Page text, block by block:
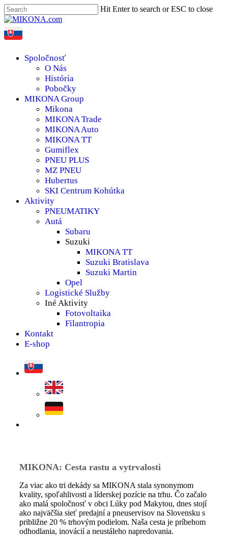
Skip
to
content
Hit Enter to search or ESC to close
Close
Search
Spoločnosť
O Nás
História
Pobočky
MIKONA Group
Mikona
MIKONA Trade
MIKONA Auto
MIKONA TT
Gumiflex
PNEU PLUS
MZ PNEU
Hubertus
SKI Centrum Kohútka
Aktivity
PNEUMATIKY
Autá
Subaru
Suzuki
MIKONA TT
Suzuki Bratislava
Suzuki Martin
Opel
Logistické Služby
Iné Aktivity
Fotovoltaika
Filantropia
Kontakt
E-shop
MIKONA: Cesta rastu a vytrvalosti
Za viac ako tri dekády sa MIKONA stala synonymom
kvality, spoľahlivosti a líderskej pozície na trhu. Čo začalo
ako malá spoločnosť v obci Lúky pod Makytou, dnes stojí
ako najväčšia sieť predajní a pneuservisov na Slovensku s
približne 20 % trhovým podielom. Naša cesta je príbehom
odhodlania, inovácií a neustáleho napredovania.